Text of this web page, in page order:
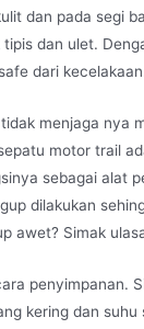
dan pada segi
dan ulet.
dari
menjaga nya
motor trail
sebagai alat
dilakukan
awet? Simak
penyimpanan.
kering dan suhu